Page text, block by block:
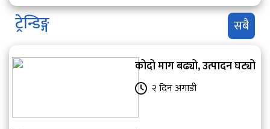
ट्रेन्डिङ्ग सबै
कोदो माग बढ्यो, उत्पादन घट्यो
२ दिन अगाडी